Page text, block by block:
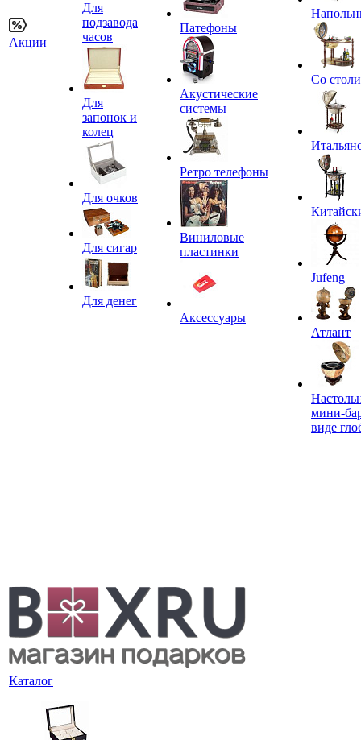
Акции
Для
подзавода
часов
Для
запонок и
колец
Для очков
Для сигар
Для денег
Патефоны
Акустические
системы
Ретро телефоны
Виниловые
пластинки
Аксессуары
Со
Jufeng
Атлант
мини-
виде
Каталог